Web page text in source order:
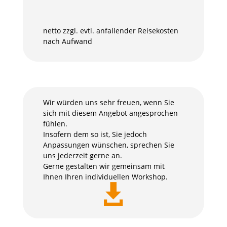
netto zzgl. evtl. anfallender Reisekosten
nach Aufwand
Wir würden uns sehr freuen, wenn Sie
sich mit diesem Angebot angesprochen
fühlen.
Insofern dem so ist, Sie jedoch
Anpassungen wünschen, sprechen Sie
uns jederzeit gerne an.
Gerne gestalten wir gemeinsam mit
Ihnen Ihren individuellen Workshop.
